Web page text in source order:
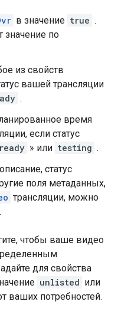
в значение true .
значение по
из свойств
вашей трансляции
.
время
если статус
ready » или testing .
статус
поля метаданных,
трансляции, можно
чтобы ваше видео
для свойства
unlisted или
ваших потребностей.